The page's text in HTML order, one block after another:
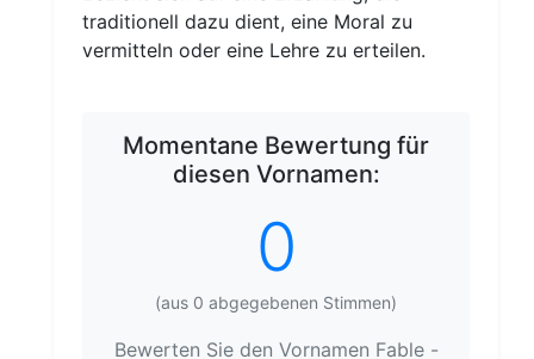
traditionell dazu dient, eine Moral zu
vermitteln oder eine Lehre zu erteilen.
Momentane Bewertung für
diesen Vornamen:
0
(aus 0 abgegebenen Stimmen)
Bewerten Sie den Vornamen Fable -